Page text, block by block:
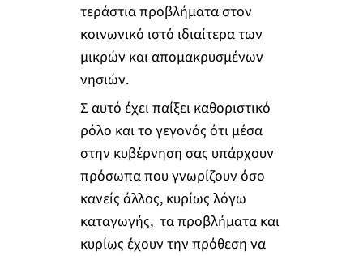
τεράστια προβλήματα στον
κοινωνικό ιστό ιδιαίτερα των
μικρών και απομακρυσμένων
νησιών.
Σ αυτό έχει παίξει καθοριστικό
ρόλο και το γεγονός ότι μέσα
στην κυβέρνηση σας υπάρχουν
πρόσωπα που γνωρίζουν όσο
κανείς άλλος, κυρίως λόγω
καταγωγής, τα προβλήματα και
κυρίως έχουν την πρόθεση να